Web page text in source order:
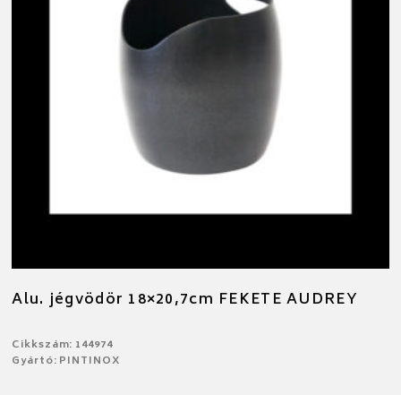
Alu. jégvödör 18×20,7cm FEKETE AUDREY
Cikkszám: 144974
Gyártó: PINTINOX